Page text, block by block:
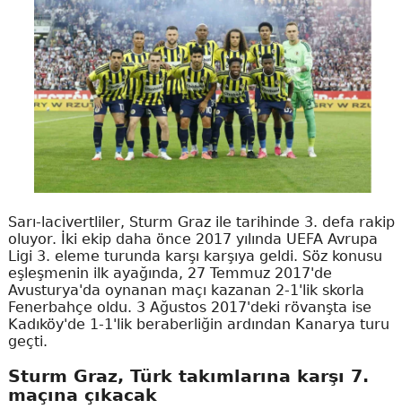
Sarı-lacivertliler, Sturm Graz ile tarihinde 3. defa rakip
oluyor. İki ekip daha önce 2017 yılında UEFA Avrupa
Ligi 3. eleme turunda karşı karşıya geldi. Söz konusu
eşleşmenin ilk ayağında, 27 Temmuz 2017'de
Avusturya'da oynanan maçı kazanan 2-1'lik skorla
Fenerbahçe oldu. 3 Ağustos 2017'deki rövanşta ise
Kadıköy'de 1-1'lik beraberliğin ardından Kanarya turu
geçti.
Sturm Graz, Türk takımlarına karşı 7.
maçına çıkacak